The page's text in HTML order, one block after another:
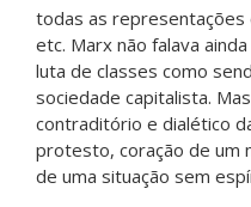
todas as representações
etc. Marx não falava
luta de classes como
sociedade capitalista.
contraditório e dialético
protesto, coração de um
de uma situação sem